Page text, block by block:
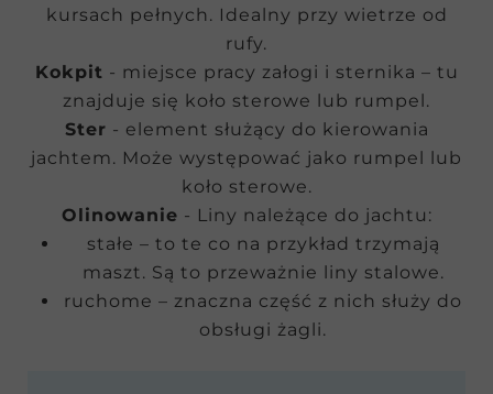
kursach pełnych. Idealny przy wietrze od
rufy.
Kokpit - miejsce pracy załogi i sternika – tu
znajduje się koło sterowe lub rumpel.
Ster - element służący do kierowania
jachtem. Może występować jako rumpel lub
koło sterowe.
Olinowanie - Liny należące do jachtu:
stałe – to te co na przykład trzymają
maszt. Są to przeważnie liny stalowe.
ruchome – znaczna część z nich służy do
obsługi żagli.